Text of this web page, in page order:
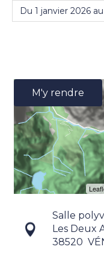
M'y rendre
Salle
Les Deux
38520